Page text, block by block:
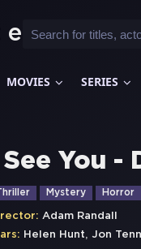
MOVIES SERIES
I See You
Mystery Horror
Adam Randall
Helen Hunt, Jon